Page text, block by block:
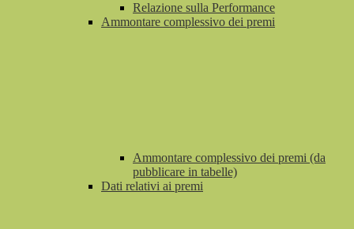
Relazione sulla Performance
Ammontare complessivo dei premi
Ammontare complessivo dei premi (da
pubblicare in tabelle)
Dati relativi ai premi